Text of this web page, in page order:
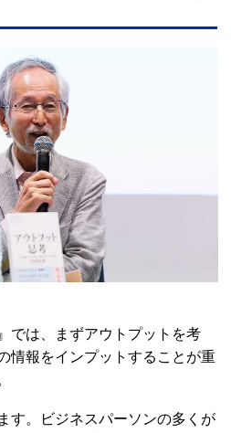
は、まずアウトプットを考
情報をインプットすることが重
す。ビジネスパーソンの多くが